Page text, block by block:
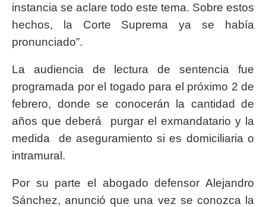
instancia se aclare todo este tema. Sobre estos
hechos, la Corte Suprema ya se había
pronunciado”.
La audiencia de lectura de sentencia fue
programada por el togado para el próximo 2 de
febrero, donde se conocerán la cantidad de
años que deberá purgar el exmandatario y la
medida de aseguramiento si es domiciliaria o
intramural.
Por su parte el abogado defensor Alejandro
Sánchez, anunció que una vez se conozca la